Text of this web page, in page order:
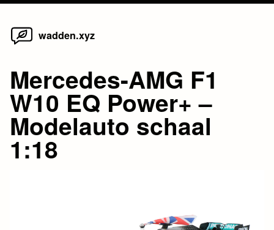
Skip
wadden.xyz
Mercedes-AMG F1
W10 EQ Power+ –
Modelauto schaal
1:18